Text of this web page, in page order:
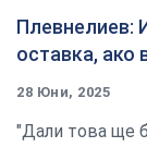
Плевнелиев:
оставка, ако
28 Юни, 2025
"Дали това ще